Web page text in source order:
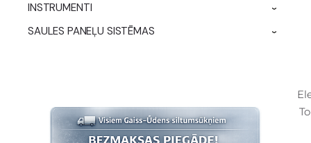
INSTRUMENTI ›
SAULES PANEĻU SISTĒMAS ›